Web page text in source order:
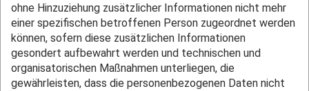
ohne Hinzuziehung zusätzlicher Informationen nicht mehr
einer spezifischen betroffenen Person zugeordnet werden
können, sofern diese zusätzlichen Informationen
gesondert aufbewahrt werden und technischen und
organisatorischen Maßnahmen unterliegen, die
gewährleisten, dass die personenbezogenen Daten nicht